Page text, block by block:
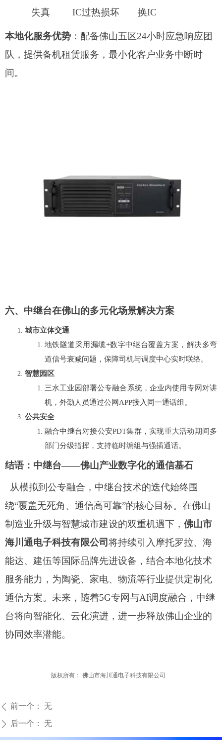
失真 IC过热损坏 换IC
本地化服务优势 ：配备佛山五区24小时应急响应团
队，提供备机租赁服务，最小化客户业务中断时
间。
六、中继台在佛山的多元化场景解决方案
城市立体交通
地铁隧道采用漏缆+数字中继台覆盖方案，解决多弯
道信号衰减问题，保障司机与调度中心实时联络。
智慧园区
三水工业园部署公专融合系统，企业内使用专网对讲
机，外勤人员通过公网APP接入同一通话组。
公共安全
融合中继台对接公安PDT集群，实现重大活动期间多
部门分级指挥，支持临时编组与强插通话。
结语：中继台——佛山产业数字化的通信基石
从模拟到公专融合，中继台技术的迭代始终围
绕“覆盖无死角、通信高可靠”的核心目标。在佛山
制造业升级与智慧城市建设的双重机遇下， 佛山市
海川通电子科技有限公司将持续引入摩托罗拉、海
能达、建伍等国际品牌先进设备，结合本地化技术
服务能力，为陶瓷、家电、物流等行业提供定制化
通信方案。未来，随着5G专网与AI调度融合，中继
台将向智能化、云化演进，进一步释放佛山企业的
协同效率潜能。
ꄴ 前一个： 无
ꄲ 后一个： 无
版权所有： 佛山市海川通电子科技有限公司